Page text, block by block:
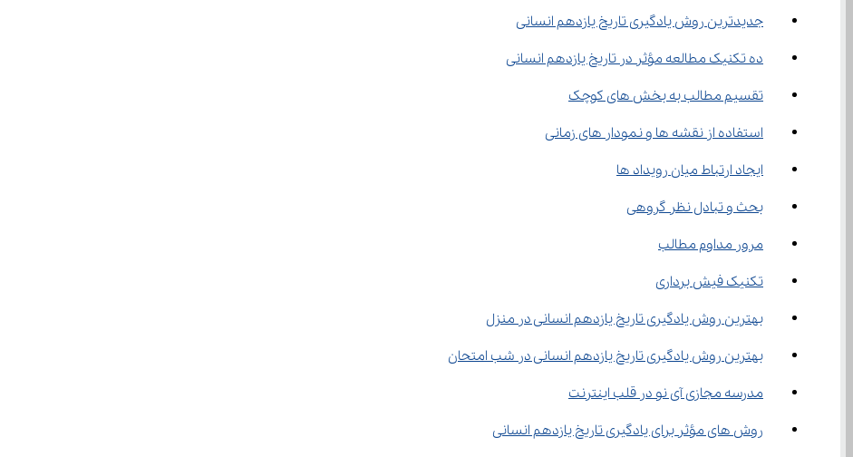
جدیدترین روش یادگیری تاریخ یازدهم انسانی
ده تکنیک مطالعه مؤثر در تاریخ یازدهم انسانی
تقسیم مطالب به بخش ‌های کوچک
استفاده از نقشه ‌ها و نمودار های زمانی
ایجاد ارتباط میان رویداد ها
بحث و تبادل نظر گروهی
مرور مداوم مطالب
تکنیک فیش ‌برداری
بهترین روش یادگیری تاریخ یازدهم انسانی در منزل
بهترین روش یادگیری تاریخ یازدهم انسانی در شب امتحان
مدرسه مجازی آی نو در قلب اینترنت
روش‌ های مؤثر برای یادگیری تاریخ یازدهم انسانی